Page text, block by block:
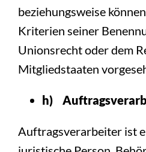
beziehungsweise
Kriterien seiner
Unionsrecht oder dem
Mitgliedstaaten
h)
Auftragsverarbeiter ist